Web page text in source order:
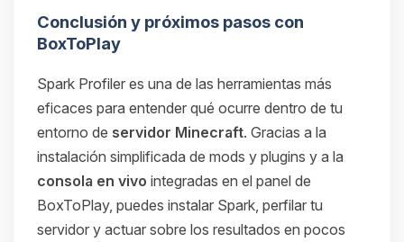
Conclusión y próximos pasos con
BoxToPlay
Spark Profiler es una de las herramientas más
eficaces para entender qué ocurre dentro de tu
entorno de servidor Minecraft. Gracias a la
instalación simplificada de mods y plugins y a la
consola en vivo integradas en el panel de
BoxToPlay, puedes instalar Spark, perfilar tu
servidor y actuar sobre los resultados en pocos